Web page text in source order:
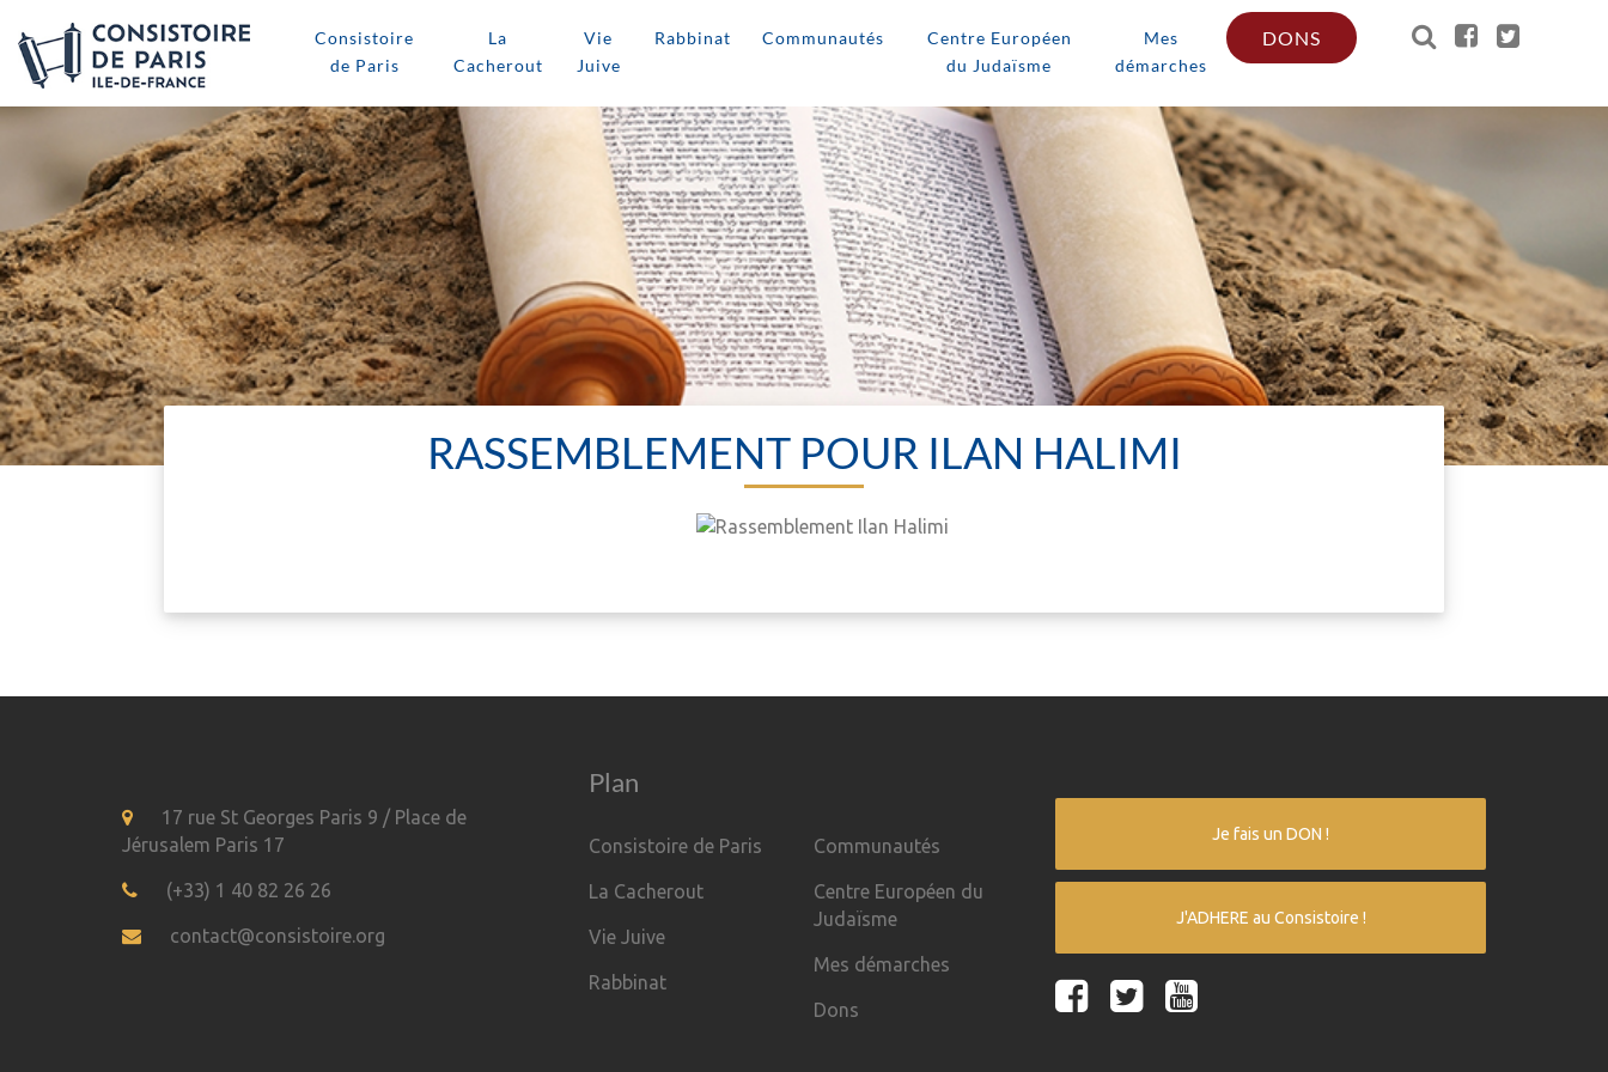
Consistoire
de Paris
La
Cacherout
Vie
Juive
Rabbinat Communautés
Centre Européen
du Judaïsme
Mes
démarches
DONS
RASSEMBLEMENT POUR ILAN HALIMI
17 rue St Georges Paris 9 / Place de
Jérusalem Paris 17
(+33) 1 40 82 26 26
contact@consistoire.org
Plan
Consistoire de Paris
La Cacherout
Vie Juive
Rabbinat
Communautés
Centre Européen du
Judaïsme
Mes démarches
Dons
Je fais un DON !
J'ADHERE au Consistoire !